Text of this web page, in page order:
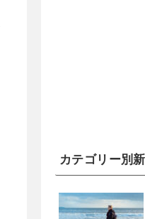
カテゴリー別